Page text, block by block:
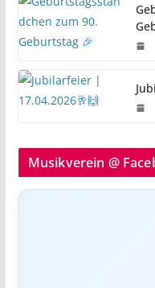
Musikverein @